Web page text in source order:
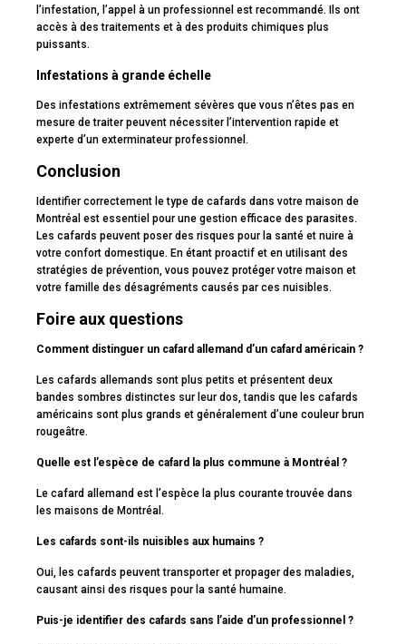
l’infestation, l’appel à un professionnel est recommandé. Ils ont
accès à des traitements et à des produits chimiques plus
puissants.
Infestations à grande échelle
Des infestations extrêmement sévères que vous n’êtes pas en
mesure de traiter peuvent nécessiter l’intervention rapide et
experte d’un exterminateur professionnel.
Conclusion
Identifier correctement le type de cafards dans votre maison de
Montréal est essentiel pour une gestion efficace des parasites.
Les cafards peuvent poser des risques pour la santé et nuire à
votre confort domestique. En étant proactif et en utilisant des
stratégies de prévention, vous pouvez protéger votre maison et
votre famille des désagréments causés par ces nuisibles.
Foire aux questions
Comment distinguer un cafard allemand d’un cafard américain ?
Les cafards allemands sont plus petits et présentent deux
bandes sombres distinctes sur leur dos, tandis que les cafards
américains sont plus grands et généralement d’une couleur brun
rougeâtre.
Quelle est l’espèce de cafard la plus commune à Montréal ?
Le cafard allemand est l’espèce la plus courante trouvée dans
les maisons de Montréal.
Les cafards sont-ils nuisibles aux humains ?
Oui, les cafards peuvent transporter et propager des maladies,
causant ainsi des risques pour la santé humaine.
Puis-je identifier des cafards sans l’aide d’un professionnel ?